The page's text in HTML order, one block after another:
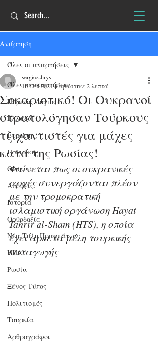
Ανάρτηση
Όλες οι αναρτήσεις
Πύρινος Λόγιος
Ελλάδα
Ευρώπη
Πολιτική
Θέσεις
Απόψεις
Ιστορία
Ορθοδοξία
Νέα Τάξη Πραγμάτων
ΗΠΑ
Ρωσία
Ξένος Τύπος
Πολιτισμός
Τουρκία
Αρθρογράφοι
Όλες οι αναρτήσεις
Σοκαριστικό! Οι Ουκρανοί
στρατολόγησαν Τούρκους
τζιχαντιστές για μάχες
κατά της Ρωσίας!
sergioschrys
16 Σεπ 2024διαβάστηκε 2 λεπτά
Φαίνεται πως οι ουκρανικές
αρχές συνεργάζονται πλέον
με την τρομοκρατική
ισλαμιστική οργάνωση Hayat
Tahrir al-Sham (HTS), η οποία
έχει αρκετά μέλη τουρκικής
καταγωγής